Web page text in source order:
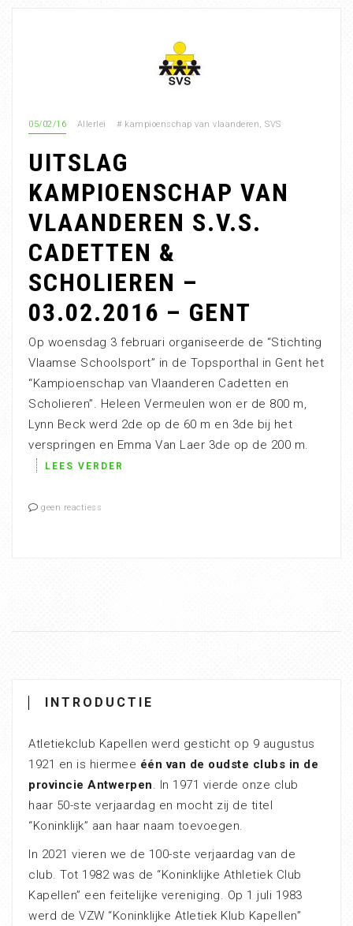
05/02/16 Allerlei # kampioenschap van vlaanderen, SVS
UITSLAG
KAMPIOENSCHAP VAN
VLAANDEREN S.V.S.
CADETTEN &
SCHOLIEREN –
03.02.2016 – GENT
Op woensdag 3 februari organiseerde de “Stichting
Vlaamse Schoolsport” in de Topsporthal in Gent het
“Kampioenschap van Vlaanderen Cadetten en
Scholieren”. Heleen Vermeulen won er de 800 m,
Lynn Beck werd 2de op de 60 m en 3de bij het
verspringen en Emma Van Laer 3de op de 200 m.
LEES VERDER
geen reactiess
INTRODUCTIE
Atletiekclub Kapellen werd gesticht op 9 augustus
1921 en is hiermee één van de oudste clubs in de
provincie Antwerpen. In 1971 vierde onze club
haar 50-ste verjaardag en mocht zij de titel
“Koninklijk” aan haar naam toevoegen.
In 2021 vieren we de 100-ste verjaardag van de
club. Tot 1982 was de “Koninklijke Athletiek Club
Kapellen” een feitelijke vereniging. Op 1 juli 1983
werd de VZW “Koninklijke Atletiek Klub Kapellen”